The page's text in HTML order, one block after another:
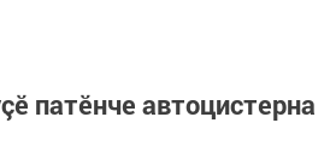
патӗнче автоцистерна